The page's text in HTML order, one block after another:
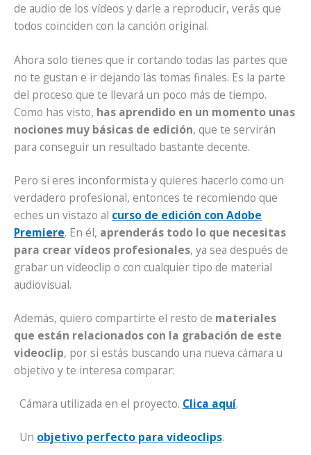
de audio de los vídeos y darle a reproducir, verás que
todos coinciden con la canción original.
Ahora solo tienes que ir cortando todas las partes que
no te gustan e ir dejando las tomas finales. Es la parte
del proceso que te llevará un poco más de tiempo.
Como has visto, has aprendido en un momento unas
nociones muy básicas de edición, que te servirán
para conseguir un resultado bastante decente.
Pero si eres inconformista y quieres hacerlo como un
verdadero profesional, entonces te recomiendo que
eches un vistazo al curso de edición con Adobe
Premiere. En él, aprenderás todo lo que necesitas
para crear vídeos profesionales, ya sea después de
grabar un videoclip o con cualquier tipo de material
audiovisual.
Además, quiero compartirte el resto de materiales
que están relacionados con la grabación de este
videoclip, por si estás buscando una nueva cámara u
objetivo y te interesa comparar:
Cámara utilizada en el proyecto. Clica aquí.
Un objetivo perfecto para videoclips.